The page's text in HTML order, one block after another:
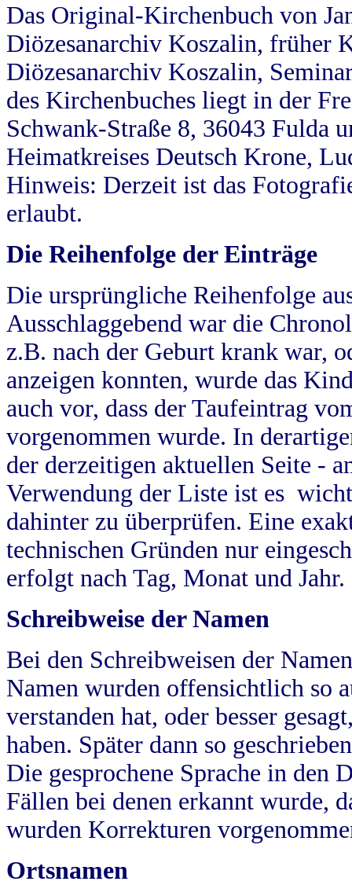
Das Original-Kirchenbuch von
Diözesanarchiv Koszalin, früher
Diözesanarchiv Koszalin,
des Kirchenbuches liegt in der
Schwank-Straße 8, 36043 Fulda
Heimatkreises Deutsch Krone,
Hinweis: Derzeit ist das
erlaubt.
Die Reihenfolge der Einträge
Die ursprüngliche Reihenfolge
Ausschlaggebend war die
z.B. nach der Geburt krank war,
anzeigen konnten, wurde das
auch vor, dass der Taufeintrag
vorgenommen wurde. In
der derzeitigen aktuellen Seite -
Verwendung der Liste ist es
dahinter zu überprüfen. Eine
technischen Gründen nur
erfolgt nach Tag, Monat und Jahr.
Schreibweise der Namen
Bei den Schreibweisen der
Namen wurden offensichtlich so
verstanden hat, oder besser
haben. Später dann so
Die gesprochene Sprache in
Fällen bei denen erkannt wurde,
wurden Korrekturen
Ortsnamen